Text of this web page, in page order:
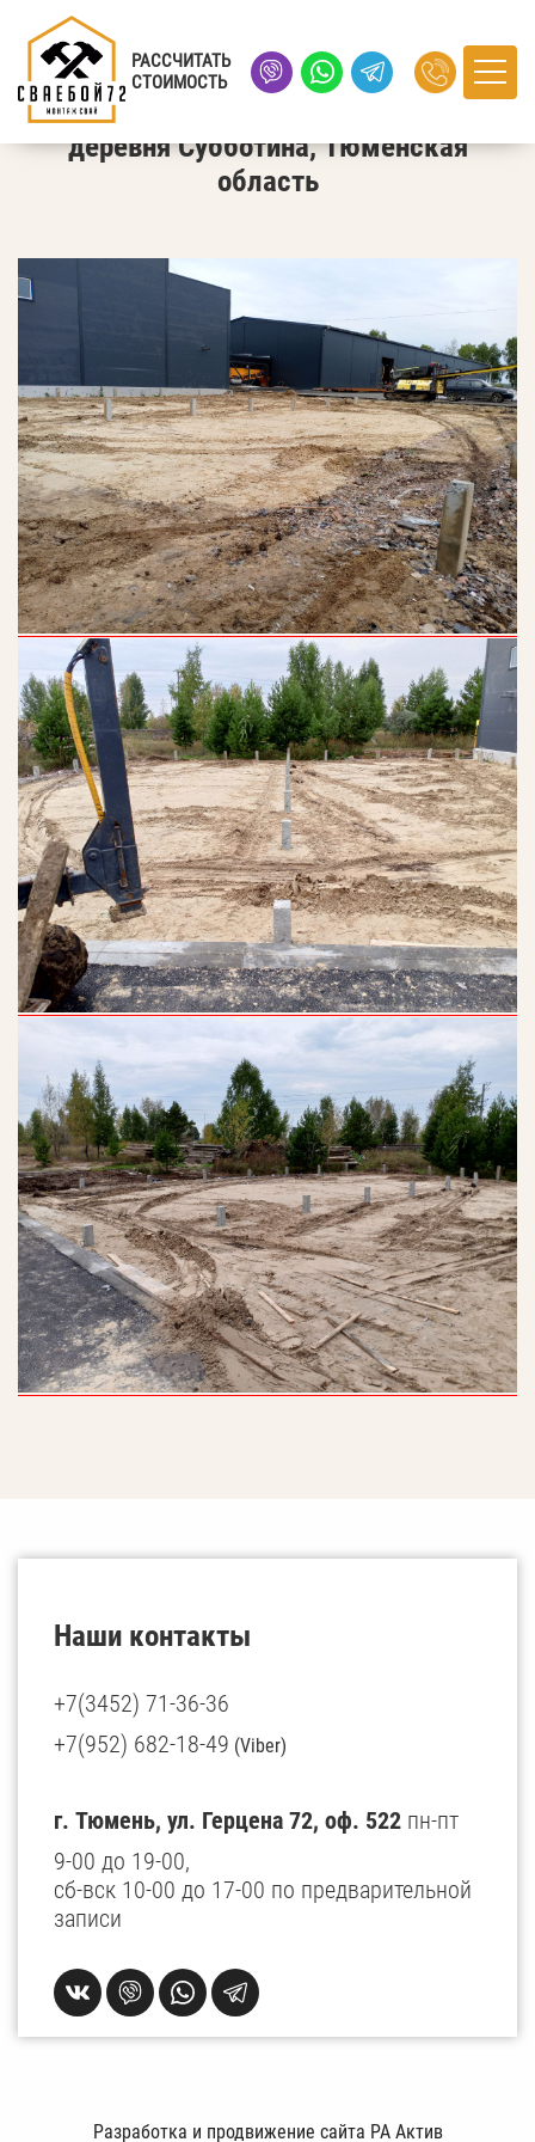
РАССЧИТАТЬ
СТОИМОСТЬ
Главная›
область
деревня Субботина, Тюменская
область
Наши контакты
+7(3452) 71-36-36
+7(952) 682-18-49 (Viber)
г. Тюмень, ул. Герцена 72, оф. 522 пн-пт
9-00 до 19-00,
сб-вск 10-00 до 17-00 по предварительной
записи
Разработка и продвижение сайта РА Актив